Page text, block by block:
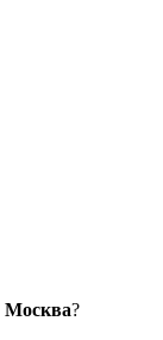
Москва?